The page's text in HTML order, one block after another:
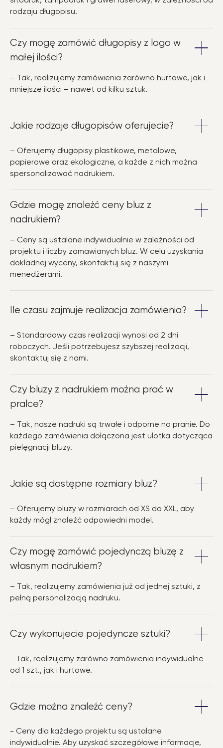
rodzaju długopisu.
Czy mogę zamówić długopisy z logo w
małej ilości?
– Tak, realizujemy zamówienia zarówno hurtowe, jak i
mniejsze ilości – nawet od kilku sztuk.
Jakie rodzaje długopisów oferujecie?
– Oferujemy długopisy plastikowe, metalowe,
papierowe oraz ekologiczne, a każde z nich można
spersonalizować nadrukiem.
Gdzie mogę znaleźć ceny bluz z
nadrukiem?
– Ceny są ustalane indywidualnie w zależności od
projektu i liczby zamawianych bluz. W celu uzyskania
dokładnej wyceny, skontaktuj się z naszymi
menedżerami.
Ile czasu zajmuje realizacja zamówienia?
– Standardowy czas realizacji wynosi od 2 dni
roboczych. Jeśli potrzebujesz szybszej realizacji,
skontaktuj się z nami.
Czy bluzy z nadrukiem można prać w
pralce?
– Tak, nasze nadruki są trwałe i odporne na pranie. Do
każdego zamówienia dołączona jest ulotka dotycząca
pielęgnacji bluzy.
Jakie są dostępne rozmiary bluz?
– Oferujemy bluzy w rozmiarach od XS do XXL, aby
każdy mógł znaleźć odpowiedni model.
Czy mogę zamówić pojedynczą bluzę z
własnym nadrukiem?
– Tak, realizujemy zamówienia już od jednej sztuki, z
pełną personalizacją nadruku.
Czy wykonujecie pojedyncze sztuki?
- Tak, realizujemy zarówno zamówienia indywidualne
od 1 szt., jak i hurtowe.
Gdzie można znaleźć ceny?
- Ceny dla każdego projektu są ustalane
indywidualnie. Aby uzyskać szczegółowe informacje,